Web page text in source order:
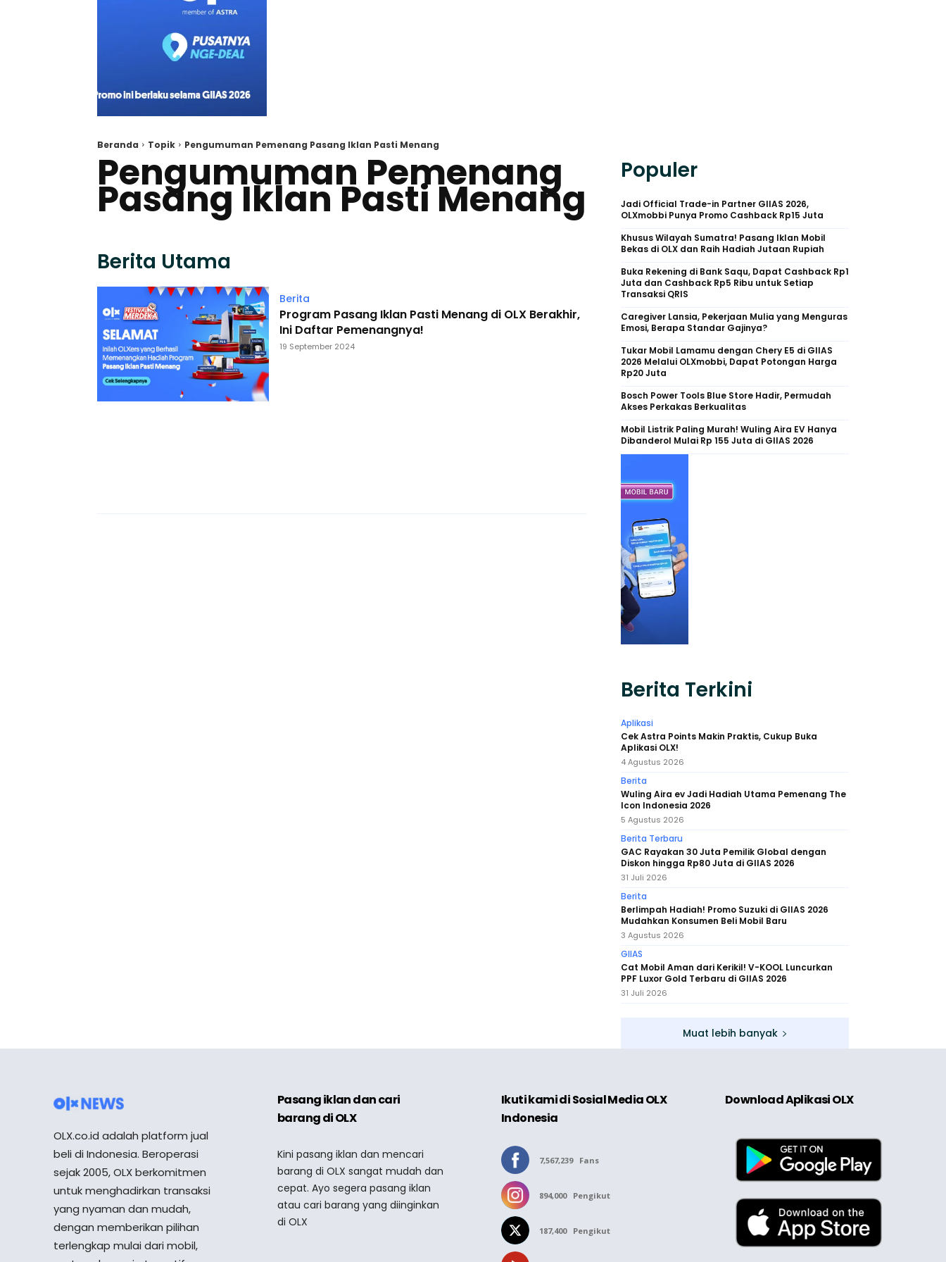
Beranda Topik Pengumuman Pemenang Pasang Iklan Pasti Menang
Pengumuman Pemenang
Pasang Iklan Pasti Menang
Berita Utama
Berita
Program Pasang Iklan Pasti Menang di OLX Berakhir,
Ini Daftar Pemenangnya!
19 September 2024
Populer
Jadi Official Trade-in Partner GIIAS 2026,
OLXmobbi Punya Promo Cashback Rp15 Juta
Khusus Wilayah Sumatra! Pasang Iklan Mobil
Bekas di OLX dan Raih Hadiah Jutaan Rupiah
Buka Rekening di Bank Saqu, Dapat Cashback Rp1
Juta dan Cashback Rp5 Ribu untuk Setiap
Transaksi QRIS
Caregiver Lansia, Pekerjaan Mulia yang Menguras
Emosi, Berapa Standar Gajinya?
Tukar Mobil Lamamu dengan Chery E5 di GIIAS
2026 Melalui OLXmobbi, Dapat Potongan Harga
Rp20 Juta
Bosch Power Tools Blue Store Hadir, Permudah
Akses Perkakas Berkualitas
Mobil Listrik Paling Murah! Wuling Aira EV Hanya
Dibanderol Mulai Rp 155 Juta di GIIAS 2026
Berita Terkini
Aplikasi
Cek Astra Points Makin Praktis, Cukup Buka
Aplikasi OLX!
4 Agustus 2026
Berita
Wuling Aira ev Jadi Hadiah Utama Pemenang The
Icon Indonesia 2026
5 Agustus 2026
Berita Terbaru
GAC Rayakan 30 Juta Pemilik Global dengan
Diskon hingga Rp80 Juta di GIIAS 2026
31 Juli 2026
Berita
Berlimpah Hadiah! Promo Suzuki di GIIAS 2026
Mudahkan Konsumen Beli Mobil Baru
3 Agustus 2026
GIIAS
Cat Mobil Aman dari Kerikil! V-KOOL Luncurkan
PPF Luxor Gold Terbaru di GIIAS 2026
31 Juli 2026
Muat lebih banyak
OLX.co.id adalah platform jual
beli di Indonesia. Beroperasi
sejak 2005, OLX berkomitmen
untuk menghadirkan transaksi
yang nyaman dan mudah,
dengan memberikan pilihan
terlengkap mulai dari mobil,
Pasang iklan dan cari
barang di OLX
Kini pasang iklan dan mencari
barang di OLX sangat mudah dan
cepat. Ayo segera pasang iklan
atau cari barang yang diinginkan
di OLX
Ikuti kami di Sosial Media OLX
Indonesia
7,567,239 Fans
894,000 Pengikut
187,400 Pengikut
Download Aplikasi OLX